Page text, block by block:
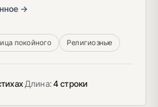
→
покойного Религиозные
·Длина:4 строки